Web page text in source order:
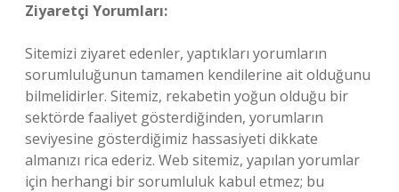
Ziyaretçi Yorumları:
Sitemizi ziyaret edenler, yaptıkları yorumların
sorumluluğunun tamamen kendilerine ait olduğunu
bilmelidirler. Sitemiz, rekabetin yoğun olduğu bir
sektörde faaliyet gösterdiğinden, yorumların
seviyesine gösterdiğimiz hassasiyeti dikkate
almanızı rica ederiz. Web sitemiz, yapılan yorumlar
için herhangi bir sorumluluk kabul etmez; bu